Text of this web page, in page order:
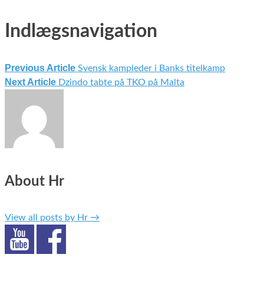
Indlægsnavigation
Previous Article Svensk kampleder i Banks titelkamp
Next Article Dzindo tabte på TKO på Malta
About Hr
View all posts by Hr →